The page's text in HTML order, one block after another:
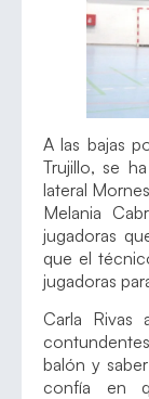
A las bajas
Trujillo, se
lateral
Melania
jugadoras
que el
jugadoras
Carla Rivas
balón y
confía en